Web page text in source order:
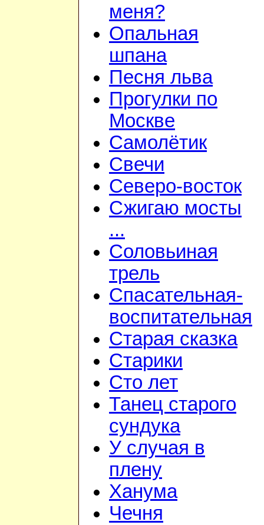
меня?
Опальная
шпана
Песня льва
Прогулки по
Москве
Самолётик
Свечи
Северо-восток
Сжигаю мосты
...
Соловьиная
трель
Спасательная-
воспитательная
Старая сказка
Старики
Сто лет
Танец старого
сундука
У случая в
плену
Ханума
Чечня